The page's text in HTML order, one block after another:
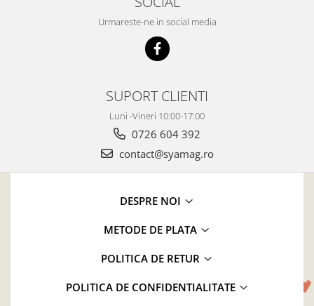
Urmareste-ne in social media
SUPORT CLIENTI
Luni -Vineri 10:00-17:00
0726 604 392
contact@syamag.ro
DESPRE NOI
METODE DE PLATA
POLITICA DE RETUR
POLITICA DE CONFIDENTIALITATE